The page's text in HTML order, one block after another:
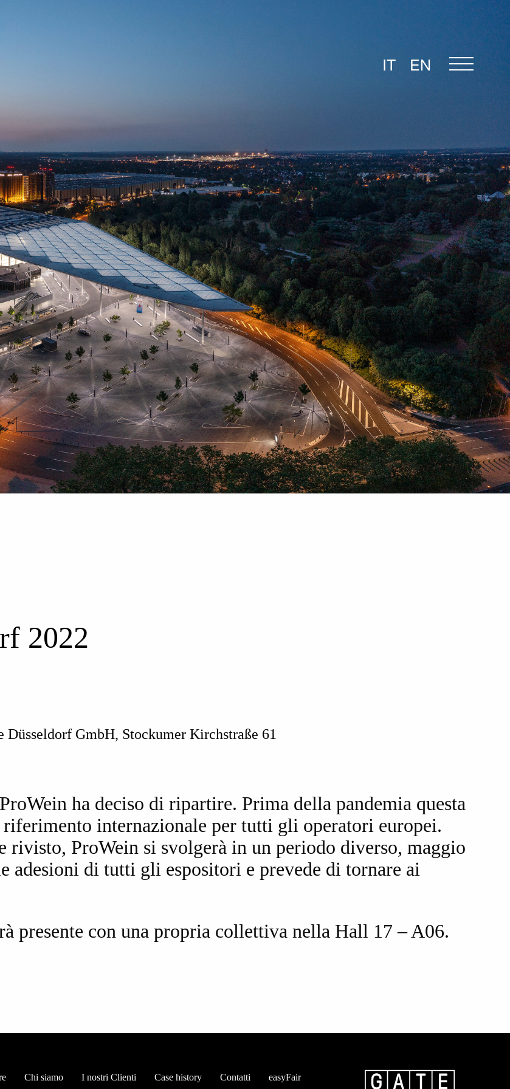
IT EN
2022
Düsseldorf GmbH, Stockumer Kirchstraße 61
ha deciso di ripartire. Prima della pandemia questa
internazionale per tutti gli operatori europei.
rivisto, ProWein si svolgerà in un periodo diverso, maggio
adesioni di tutti gli espositori e prevede di tornare ai
presente con una propria collettiva nella Hall 17 – A06.
Chi siamo I nostri Clienti Case history Contatti easyFair